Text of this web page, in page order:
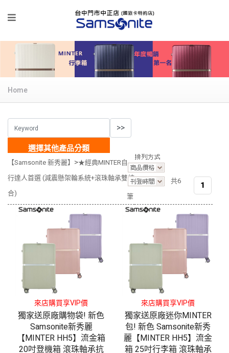
Home
選擇其他產品分類
【Samsonite 新秀麗】 >★經典MINTER自由
行達人首選 (減震懸架輪系統+滾珠軸承雙結
合)
共6
筆
1
來店購買享VIP價
獨家送原廠購物袋! 新色
Samsonite新秀麗
【MINTER HH5】流金箱
20吋登機箱 滾珠軸承抗
來店購買享VIP價
獨家送原廠迷你MINTER
包! 新色 Samsonite新秀
麗【MINTER HH5】流金
箱 25吋行李箱 滾珠軸承